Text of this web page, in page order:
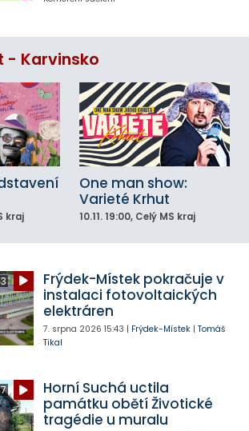
- Karvinsko
kraj
One man show:
Varieté Krhut
10.11. 19:00, Celý MS kraj
Frýdek-Místek pokračuje v
instalaci fotovoltaických
elektráren
7. srpna 2026 15:43 | Frýdek-Místek| Tomáš
Tikal
Horní Suchá uctila
památku obětí Životické
tragédie u muralu